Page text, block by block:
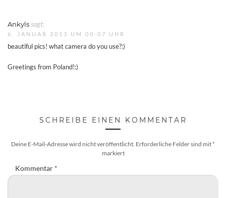
Ankylssagt:
6. JANUAR 2013 UM 00:07 UHR
beautiful pics! what camera do you use?:)
Greetings from Poland!:)
SCHREIBE EINEN KOMMENTAR
Deine E-Mail-Adresse wird nicht veröffentlicht. Erforderliche Felder sind mit *
markiert
Kommentar *